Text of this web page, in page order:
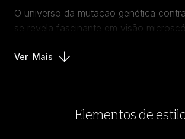
O universo da mutação genética
se revela fascinante em visão
Ver Mais
Elementos de